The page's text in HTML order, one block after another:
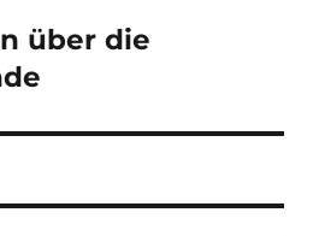
über die